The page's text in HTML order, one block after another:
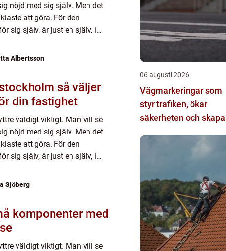
nöjd med sig själv. Men det
att göra. För den
sig själv, är just en själv, i
Albertsson
så väljer
din fastighet
väldigt viktigt. Man vill se
nöjd med sig själv. Men det
att göra. För den
sig själv, är just en själv, i
Sjöberg
väldigt viktigt. Man vill se
06 augusti 2026
Vägmarkeringar som
styr trafiken, ökar
säkerheten och